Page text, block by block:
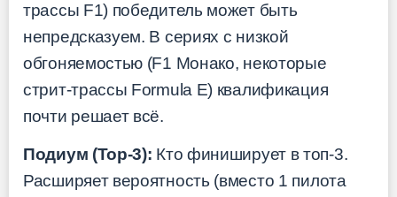
трассы F1) победитель может быть
непредсказуем. В сериях с низкой
обгоняемостью (F1 Монако, некоторые
стрит-трассы Formula E) квалификация
почти решает всё.
Подиум (Top-3): Кто финиширует в топ-3.
Расширяет вероятность (вместо 1 пилота